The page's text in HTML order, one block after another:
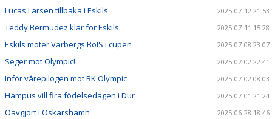
Lucas Larsen tillbaka i Eskils 2025-07-12 21:53
Teddy Bermudez klar för Eskils 2025-07-11 15:28
Eskils möter Varbergs BoIS i cupen 2025-07-08 23:07
Seger mot Olympic! 2025-07-02 22:41
Inför vårepilogen mot BK Olympic 2025-07-02 08:03
Hampus vill fira födelsedagen i Dur 2025-07-01 21:24
Oavgjort i Oskarshamn 2025-06-28 18:46